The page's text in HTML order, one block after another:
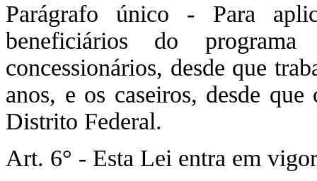
Parágrafo único - Para
beneficiários do
concessionários, desde que
anos, e os caseiros, desde
Distrito Federal.
Art. 6° - Esta Lei entra em